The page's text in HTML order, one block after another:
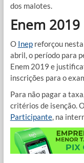
dos malotes.
Enem 2019
O Inepreforçou
abril, o período para
Enem 2019 e
inscrições para o
Para não pagar a
critérios de isenção.
Participante, na